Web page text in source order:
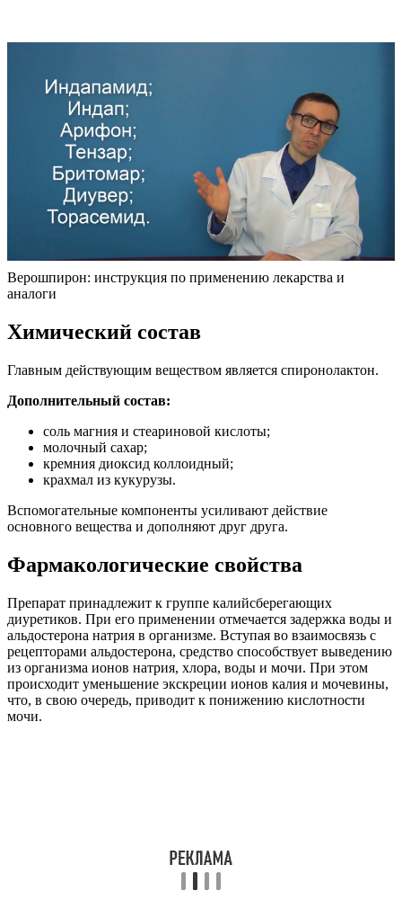
Верошпирон: инструкция по применению лекарства и
аналоги
Химический состав
Главным действующим веществом является спиронолактон.
Дополнительный состав:
соль магния и стеариновой кислоты;
молочный сахар;
кремния диоксид коллоидный;
крахмал из кукурузы.
Вспомогательные компоненты усиливают действие
основного вещества и дополняют друг друга.
Фармакологические свойства
Препарат принадлежит к группе калийсберегающих
диуретиков. При его применении отмечается задержка воды и
альдостерона натрия в организме. Вступая во взаимосвязь с
рецепторами альдостерона, средство способствует выведению
из организма ионов натрия, хлора, воды и мочи. При этом
происходит уменьшение экскреции ионов калия и мочевины,
что, в свою очередь, приводит к понижению кислотности
мочи.